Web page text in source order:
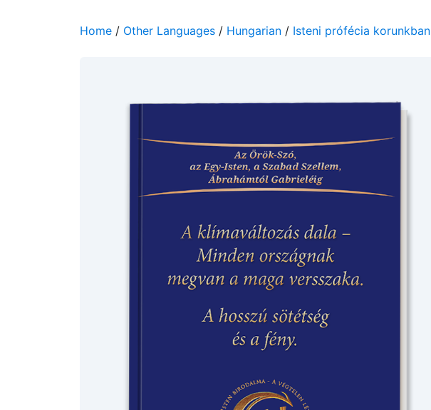
Home / Other Languages / Hungarian / Isteni prófécia korunkban